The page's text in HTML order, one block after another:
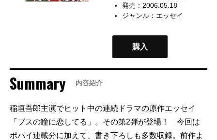
発売：2006.05.18
ジャンル： エッセイ
購入
Summary 内容紹介
稲垣吾郎主演でヒット中の連続ドラマの原作エッセイ
「ブスの瞳に恋してる」。その第2弾が登場！ 今回は
ポパイ連載分に加えて、書き下ろしも多数収録。前作よ